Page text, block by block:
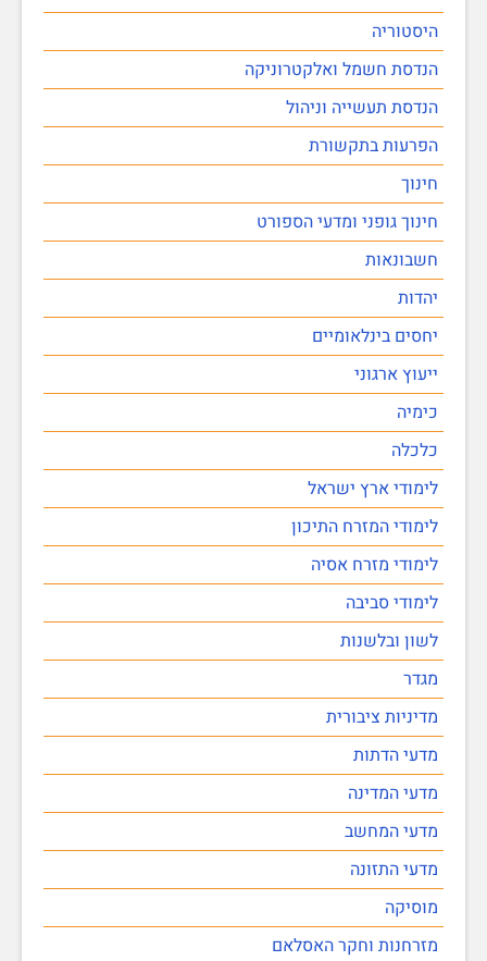
היסטוריה
הנדסת חשמל ואלקטרוניקה
הנדסת תעשייה וניהול
הפרעות בתקשורת
חינוך
חינוך גופני ומדעי הספורט
חשבונאות
יהדות
יחסים בינלאומיים
ייעוץ ארגוני
כימיה
כלכלה
לימודי ארץ ישראל
לימודי המזרח התיכון
לימודי מזרח אסיה
לימודי סביבה
לשון ובלשנות
מגדר
מדיניות ציבורית
מדעי הדתות
מדעי המדינה
מדעי המחשב
מדעי התזונה
מוסיקה
מזרחנות וחקר האסלאם